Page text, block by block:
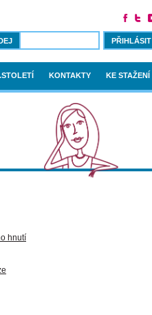
PŘIHLÁSIT
KONTAKTY KE STAŽENÍ
hnutí